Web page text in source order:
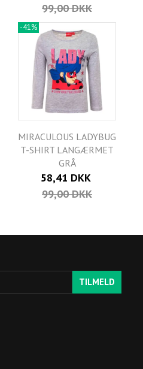
99,00 DKK
-41%
MIRACULOUS LADYBUG
T-SHIRT LANGÆRMET
GRÅ
58,41 DKK
99,00 DKK
TILMELD